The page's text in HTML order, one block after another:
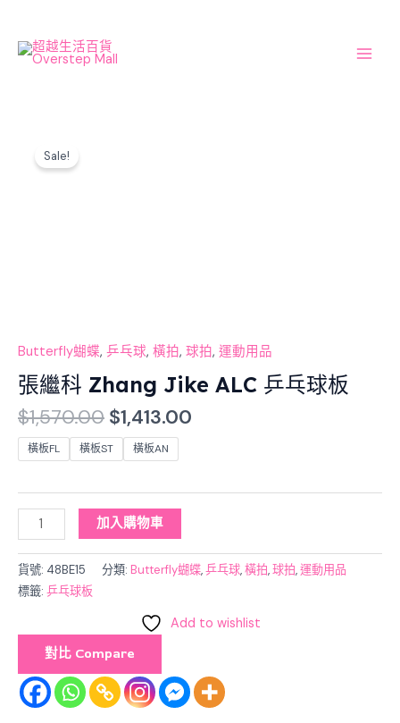
content
Sale!
Butterfly蝴蝶, 乒乓球, 橫拍, 球拍, 運動用品
張繼科 Zhang Jike ALC 乒乓球板
$1,570.00 $1,413.00
橫板FL 橫板ST 橫板AN
數
量
加入購物車
貨號: 48BE15 分類: Butterfly蝴蝶,乒乓球,橫拍,球拍,運動用品
標籤: 乒乓球板
Add to wishlist
對比 Compare